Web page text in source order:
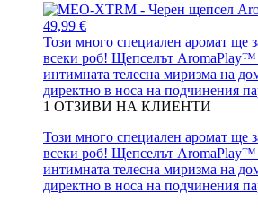
49,99 €
Този много специален аромат ще
всеки роб! Щепселът AromaPlay™
интимната телесна миризма на
директно в носа на подчинения
1 ОТЗИВИ НА КЛИЕНТИ
Този много специален аромат ще
всеки роб! Щепселът AromaPlay™
интимната телесна миризма на
директно в носа на подчинения